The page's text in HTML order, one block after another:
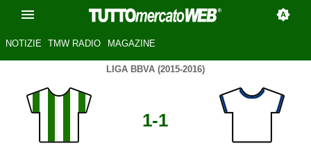
NOTIZIE TMW RADIO MAGAZINE
LIGA BBVA (2015-2016)
1-1